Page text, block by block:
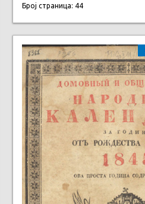
Број страница: 44